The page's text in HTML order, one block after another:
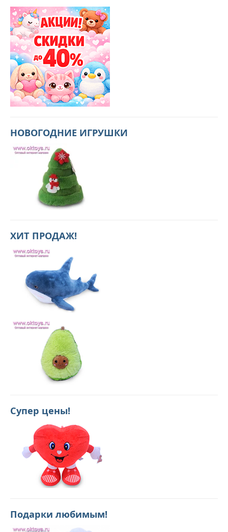
НОВОГОДНИЕ ИГРУШКИ
ХИТ ПРОДАЖ!
Супер цены!
Подарки любимым!